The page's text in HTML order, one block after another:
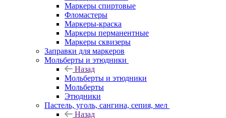
Маркеры спиртовые
Фломастеры
Маркеры-краска
Маркеры перманентные
Маркеры сквизеры
Заправки для маркеров
Мольберты и этюдники
Назад
Мольберты и этюдники
Мольберты
Этюдники
Пастель, уголь, сангина, сепия, мел
Назад